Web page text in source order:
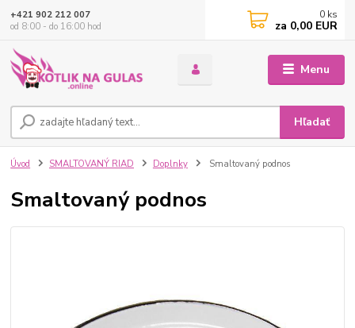
Menu
Hľadať
+421 902 212 007
od 8:00 - do 16:00 hod
0 ks
za 0,00 EUR
Úvod SMALTOVANÝ RIAD Doplnky Smaltovaný podnos
Smaltovaný podnos